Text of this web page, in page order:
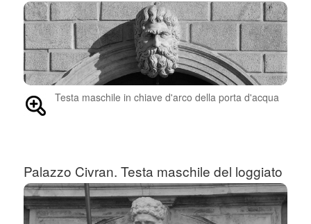
Testa maschile in chiave d'arco della porta d'acqua
Palazzo Civran. Testa maschile del loggiato